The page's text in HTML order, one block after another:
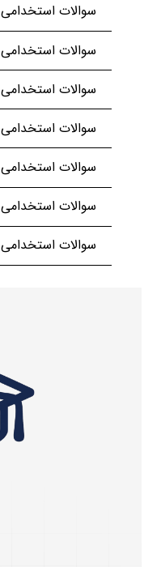
سوالات
سوالات
سوالات
سوالات
سوالات
سوالات استخدامی
سوالات